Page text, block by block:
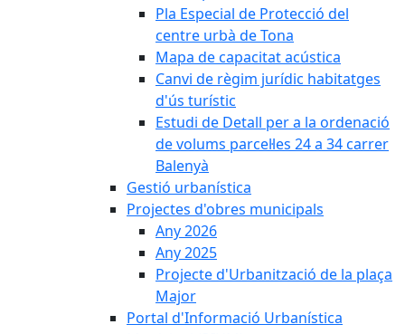
Pla Especial de Protecció del
centre urbà de Tona
Mapa de capacitat acústica
Canvi de règim jurídic habitatges
d'ús turístic
Estudi de Detall per a la ordenació
de volums parcel·les 24 a 34 carrer
Balenyà
Gestió urbanística
Projectes d'obres municipals
Any 2026
Any 2025
Projecte d'Urbanització de la plaça
Major
Portal d'Informació Urbanística